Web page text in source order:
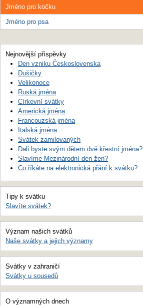
Jméno pro kočku
Jméno pro psa
Nejnovější příspěvky
Den vzniku Československa
Dušičky
Velikonoce
Ruská jména
Církevní svátky
Americká jména
Francouzská jména
Italská jména
Svátek zamilovaných
Dali byste svým dětem dvě křestní jména?
Slavíme Mezinárodní den žen?
Co říkáte na elektronická přání k svátku?
Tipy k svátku
Slavíte svátek?
Význam našich svátků
Naše svátky a jejich významy
Svátky v zahraničí
Svátky u sousedů
O významných dnech